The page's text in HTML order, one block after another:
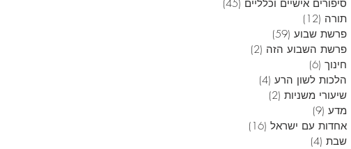
סיפורים אישיים וכלליים (45)
תורה (12)
פרשת שבוע (59)
פרשת השבוע הזה (2)
חינוך (6)
הלכות לשון הרע (4)
שיעורי משניות (2)
מדע (9)
אחדות עם ישראל (16)
שבת (4)